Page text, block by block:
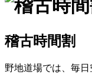
稽古時間割
野地道場では、毎日